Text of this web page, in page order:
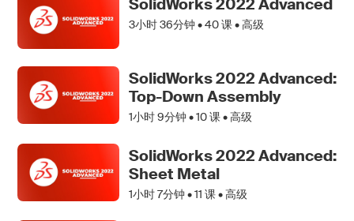
SolidWorks 2022 Advanced
3小时 36分钟 •40课 • 高级
SolidWorks 2022 Advanced:
Top-Down Assembly
1小时 9分钟 •10课 • 高级
SolidWorks 2022 Advanced:
Sheet Metal
1小时 7分钟 •11 课 • 高级